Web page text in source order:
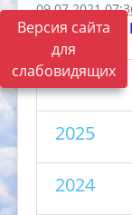
Версия сайта
для
слабовидящих
09.07.2021
2026
2025
2024